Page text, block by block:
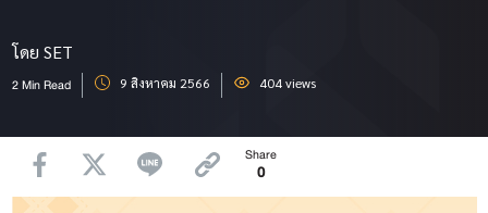
โดย SET
2 Min Read 9 สิงหาคม 2566 404 views
Share
0